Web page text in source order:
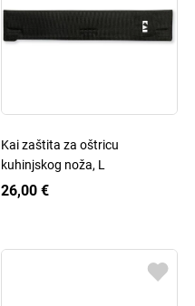
Kai zaštita za oštricu
kuhinjskog noža, L
26,00 €